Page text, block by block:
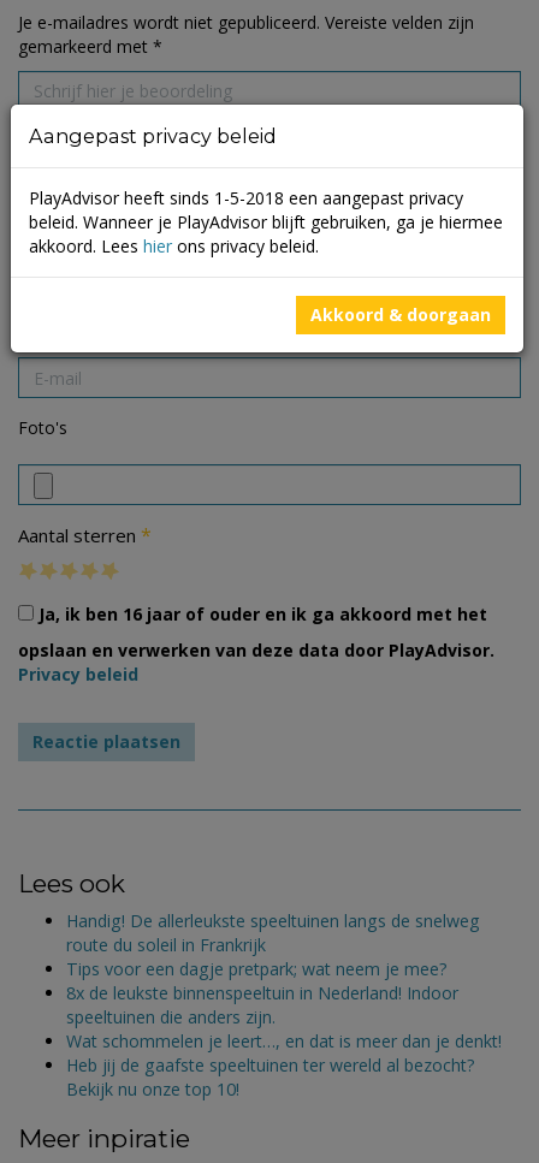
Je e-mailadres wordt niet gepubliceerd. Vereiste velden zijn
gemarkeerd met *
Foto's
Aantal sterren *
Ja, ik ben 16 jaar of ouder en ik ga akkoord met het
opslaan en verwerken van deze data door PlayAdvisor.
Privacy beleid
Lees ook
Handig! De allerleukste speeltuinen langs de snelweg
route du soleil in Frankrijk
Tips voor een dagje pretpark; wat neem je mee?
8x de leukste binnenspeeltuin in Nederland! Indoor
speeltuinen die anders zijn.
Wat schommelen je leert…, en dat is meer dan je denkt!
Heb jij de gaafste speeltuinen ter wereld al bezocht?
Bekijk nu onze top 10!
Meer inpiratie
Aangepast privacy beleid
PlayAdvisor heeft sinds 1-5-2018 een aangepast privacy
beleid. Wanneer je PlayAdvisor blijft gebruiken, ga je hiermee
akkoord. Lees hier ons privacy beleid.
Akkoord & doorgaan